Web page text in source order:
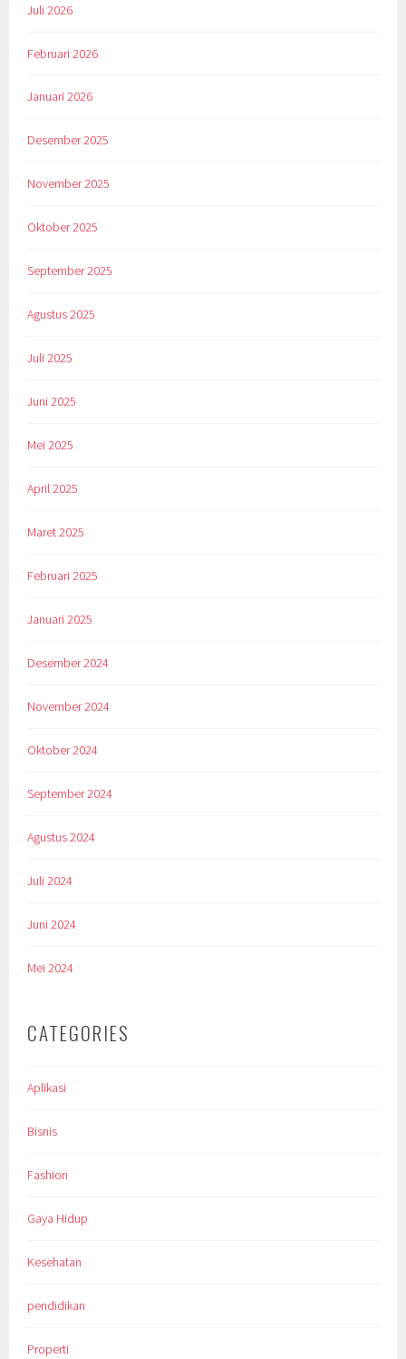
Juli 2026
Februari 2026
Januari 2026
Desember 2025
November 2025
Oktober 2025
September 2025
Agustus 2025
Juli 2025
Juni 2025
Mei 2025
April 2025
Maret 2025
Februari 2025
Januari 2025
Desember 2024
November 2024
Oktober 2024
September 2024
Agustus 2024
Juli 2024
Juni 2024
Mei 2024
CATEGORIES
Aplikasi
Bisnis
Fashion
Gaya Hidup
Kesehatan
pendidikan
Properti